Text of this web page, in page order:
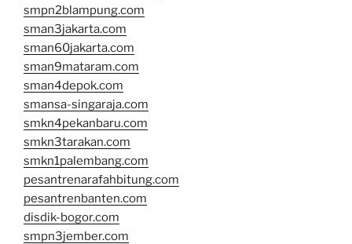
smpn2blampung.com
sman3jakarta.com
sman60jakarta.com
sman9mataram.com
sman4depok.com
smansa-singaraja.com
smkn4pekanbaru.com
smkn3tarakan.com
smkn1palembang.com
pesantrenarafahbitung.com
pesantrenbanten.com
disdik-bogor.com
smpn3jember.com